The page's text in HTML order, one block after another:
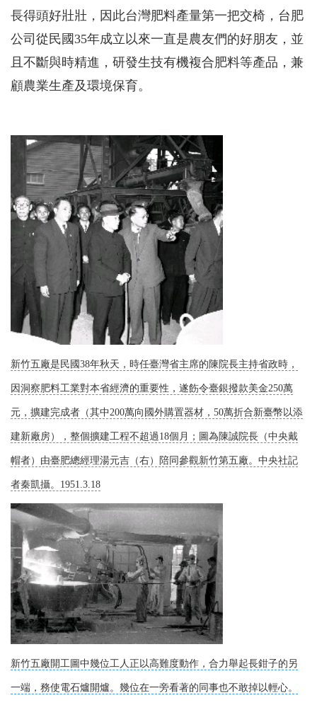
長得頭好壯壯，因此台灣肥料產量第一把交椅，台肥
公司從民國35年成立以來一直是農友們的好朋友，並
且不斷與時精進，研發生技有機複合肥料等產品，兼
顧農業生產及環境保育。
新竹五廠是民國38年秋天，時任臺灣省主席的陳院長主持省政時，
因洞察肥料工業對本省經濟的重要性，遂飭令臺銀撥款美金250萬
元，擴建完成者（其中200萬向國外購置器材，50萬折合新臺幣以添
建新廠房），整個擴建工程不超過18個月；圖為陳誠院長（中央戴
帽者）由臺肥總經理湯元吉（右）陪同參觀新竹第五廠。中央社記
者秦凱攝。1951.3.18
新竹五廠開工圖中幾位工人正以高難度動作，合力舉起長鉗子的另
一端，務使電石爐開爐。幾位在一旁看著的同事也不敢掉以輕心。